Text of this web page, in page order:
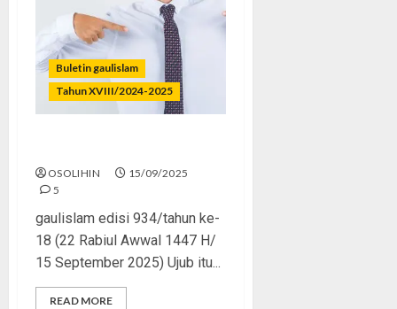
Buletin gaulislam
Tahun XVIII/2024-2025
OSOLIHIN
15/09/2025
5
gaulislam edisi 934/tahun ke-
18 (22 Rabiul Awwal 1447 H/
15 September 2025) Ujub itu...
READ MORE